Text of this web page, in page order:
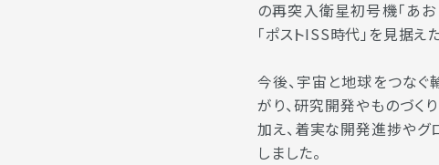
の再突入衛星初号機「あ
「ポストISS時代」を見据
今後、宇宙と地球をつな
がり、研究開発やものづ
加え、着実な開発進捗や
しました。